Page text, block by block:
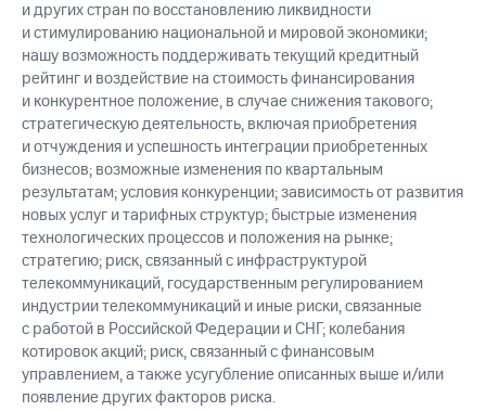
и других стран по восстановлению ликвидности
и стимулированию национальной и мировой экономики;
нашу возможность поддерживать текущий кредитный
рейтинг и воздействие на стоимость финансирования
и конкурентное положение, в случае снижения такового;
стратегическую деятельность, включая приобретения
и отчуждения и успешность интеграции приобретенных
бизнесов; возможные изменения по квартальным
результатам; условия конкуренции; зависимость от развития
новых услуг и тарифных структур; быстрые изменения
технологических процессов и положения на рынке;
стратегию; риск, связанный с инфраструктурой
телекоммуникаций, государственным регулированием
индустрии телекоммуникаций и иные риски, связанные
с работой в Российской Федерации и СНГ; колебания
котировок акций; риск, связанный с финансовым
управлением, а также усугубление описанных выше и/или
появление других факторов риска.